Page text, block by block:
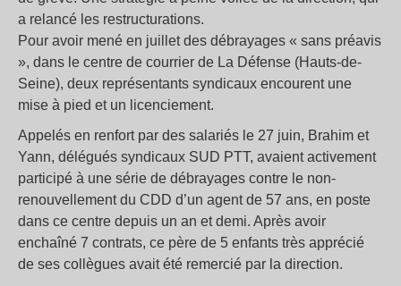
a relancé les restructurations.
Pour avoir mené en juillet des débrayages « sans préavis
», dans le centre de courrier de La Défense (Hauts-de-
Seine), deux représentants syndicaux encourent une
mise à pied et un licenciement.
Appelés en renfort par des salariés le 27 juin, Brahim et
Yann, délégués syndicaux SUD PTT, avaient activement
participé à une série de débrayages contre le non-
renouvellement du CDD d’un agent de 57 ans, en poste
dans ce centre depuis un an et demi. Après avoir
enchaîné 7 contrats, ce père de 5 enfants très apprécié
de ses collègues avait été remercié par la direction.